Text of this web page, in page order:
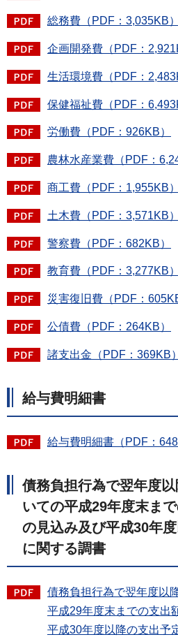
総務費（PDF：3,035KB）
企画開発費（PDF：
生活環境費（PDF：
保健福祉費（PDF：
労働費（PDF：926KB）
農林水産業費（PDF：
商工費（PDF：1,955KB）
土木費（PDF：3,571KB）
警察費（PDF：682KB）
教育費（PDF：3,277KB）
災害復旧費（PDF：
公債費（PDF：264KB）
諸支出金（PDF：369KB）
給与費明細書
給与費明細書（PDF：
債務負担行為で翌年度
いての平成29年度末ま
の見込み及び平成30年
に関する調書
債務負担行為で翌年度以
平成29年度末までの支出
平成30年度以降の支出予